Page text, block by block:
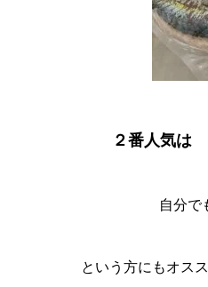
２番人気は
自分で
という方にもオス